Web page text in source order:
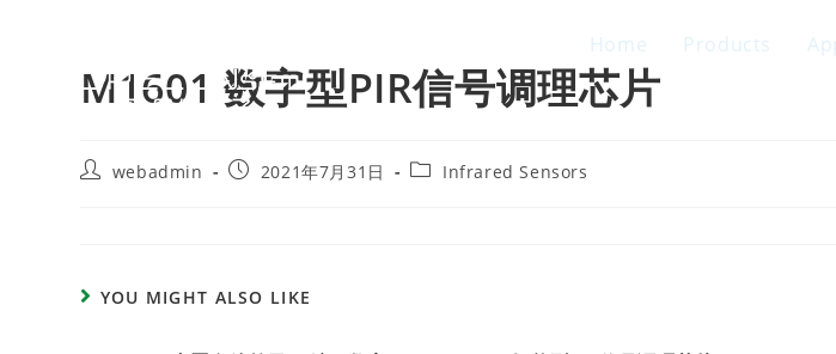
Home Products
M1601 数字型PIR信号调理芯片
webadmin 2021年7月31日 Infrared Sensors
YOU MIGHT ALSO LIKE